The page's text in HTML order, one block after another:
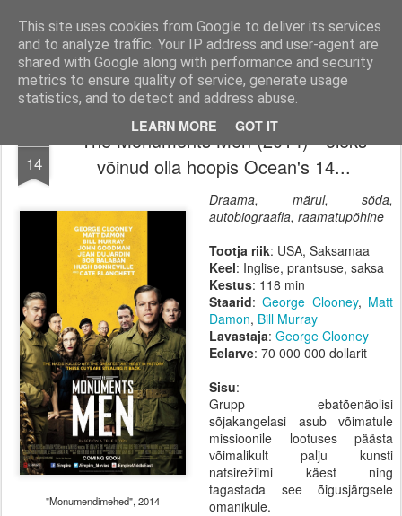
This site uses cookies from Google to deliver its services
and to analyze traffic. Your IP address and user-agent are
shared with Google along with performance and security
metrics to ensure quality of service, generate usage
statistics, and to detect and address abuse.
LEARN MORE GOT IT
Filmid, mängud ja muu huvitav! Filmi-, mängu- ja tootearvustused, TOP nimekirjad ja palju muud huvitavat.
Pages
14
The Monuments Men (2014) - oleks
võinud olla hoopis Ocean's 14...
"Monumendimehed", 2014
Draama, märul, sõda,
autobiograafia, raamatupõhine
Tootja riik: USA, Saksamaa
Keel: Inglise, prantsuse, saksa
Kestus: 118 min
Staarid:George Clooney, Matt
Damon, Bill Murray
Lavastaja: George Clooney
Eelarve: 70 000 000 dollarit
Sisu:
Grupp ebatõenäolisi
sõjakangelasi asub võimatule
missioonile lootuses päästa
võimalikult palju kunsti
natsirežiimi käest ning
tagastada see õigusjärgsele
omanikule.